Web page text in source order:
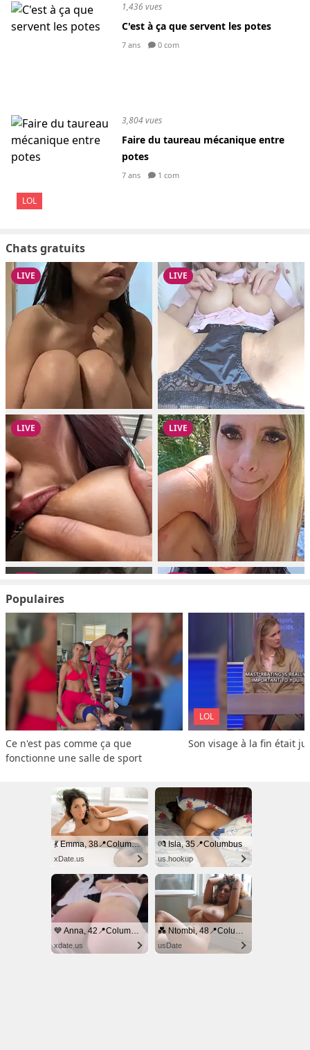
1,436 vues
C'est à ça que servent les potes
7 ans 0 com
LOL
3,804 vues
Faire du taureau mécanique entre
potes
7 ans 1 com
Chats gratuits
Populaires
Ce n'est pas comme ça que
fonctionne une salle de sport
LOL
Son visage à la fin était